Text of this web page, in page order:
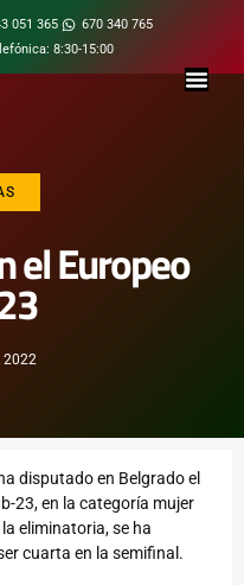
051 365
670 340 765
8:30-15:00
el Europeo
2022
disputado en Belgrado el
23, en la categoría mujer
eliminatoria, se ha
cuarta en la semifinal.